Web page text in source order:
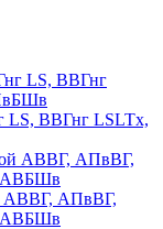
LS, ВВГнг LSLTx,
АВВГ, АПвВГ,
АВБШв